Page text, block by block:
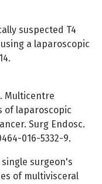
suspected T4
a laparoscopic
Multicentre
of laparoscopic
Surg Endosc.
016-5332-9.
single surgeon's
of multivisceral